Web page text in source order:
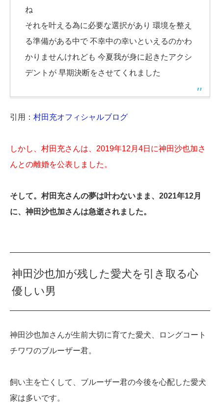
ね
それを叶える為に必要な選択があり 環境を整え
る準備がある中で 不幸中の幸いといえるのかわ
かりませんけれども 今夏我が身に起きたアクシ
デントが 早期決断をさせてくれました
引用： 村田充オフィシャルブログ
しかし、村田充さんは、2019年12月4日に神田沙也加さ
んとの離婚を公表しました。
そして。村田充さんの夢は叶わないまま、2021年12月
に、神田沙也加さんは急逝されました。
神田沙也加が残した愛犬を引き取る心
優しい男
神田沙也加さんが生前大切に育てた愛犬、ロングコート
チワワのブルーザー君。
飼い主を亡くして、ブルーザー君の今後を心配した愛犬
家は多いです。